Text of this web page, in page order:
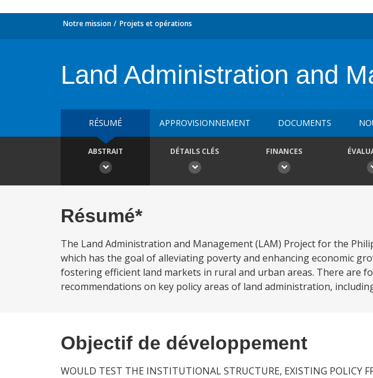
Notre mission Projets et opérations
Land Administration and
RÉSUMÉ APPROVISIONNEMENT DOCUMENTS
ABSTRAIT DÉTAILS CLÉS FINANCES
Résumé*
The Land Administration and Management (LAM) Project for the
which has the goal of alleviating poverty and enhancing economic
fostering efficient land markets in rural and urban areas. There are
recommendations on key policy areas of land administration,
Objectif de développement
WOULD TEST THE INSTITUTIONAL STRUCTURE, EXISTING POLICY